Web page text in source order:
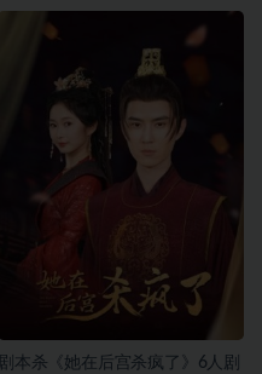
剧本杀《她在后宫杀疯了》6人剧